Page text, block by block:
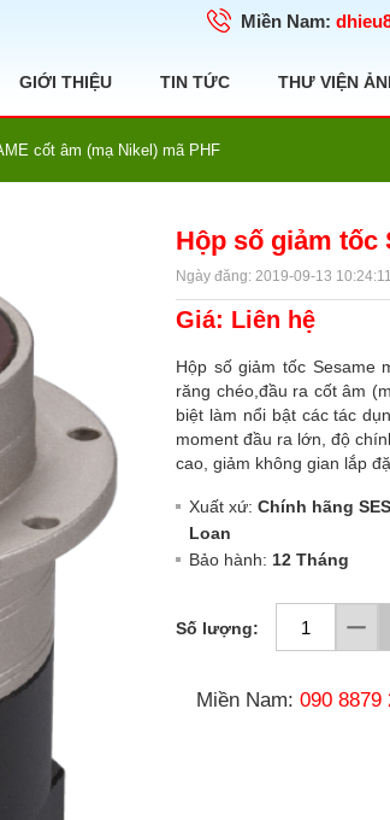
Miền Nam:
GIỚI THIỆU TIN TỨC THƯ VIỆN
cốt âm (mạ Nikel) mã PHF
Hộp số giảm tốc
Ngày đăng: 2019-09-13 10:24:11
Giá: Liên hệ
Hộp số giảm tốc Sesame
răng chéo,đầu ra cốt âm
biệt làm nổi bật các tác
moment đầu ra lớn, độ
cao, giảm không gian lắp
Xuất xứ: Chính hãng
Loan
Bảo hành: 12 Tháng
Số lượng:
Miền Nam: 090 8879